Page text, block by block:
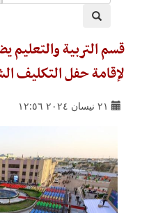
قسم التربية
لإقامة حفل التكليف
٢١ نيسان ٢٠٢٤ ١٢:٥٦